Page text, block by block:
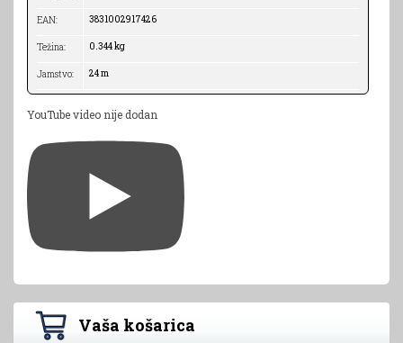
EAN: 3831002917426
Težina: 0.344 kg
Jamstvo: 24 m
YouTube video nije dodan
Vaša košarica